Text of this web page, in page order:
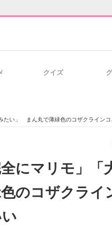
企業向けIT製品の総合サイト
クイズ
たい」 まん丸で薄緑色のコザクライン
全にマリモ」
のコザクライ